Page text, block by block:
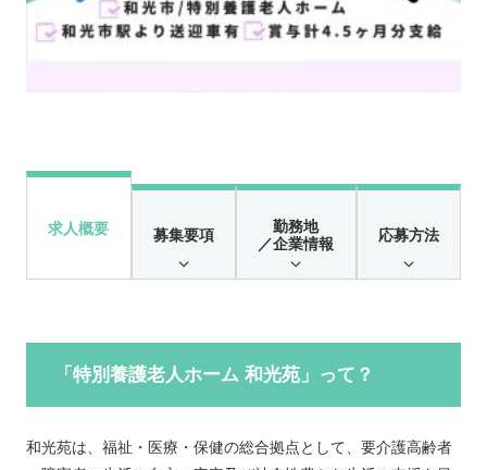
求人概要 募集要項
勤務地
／企業情報
応募方法
「特別養護老人ホーム 和光苑」って？
和光苑は、福祉・医療・保健の総合拠点として、要介護高齢者